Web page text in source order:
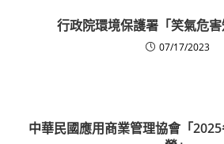
行政院環境保護署「笑氣危
07/17/2023
中華民國應用商業管理協會「